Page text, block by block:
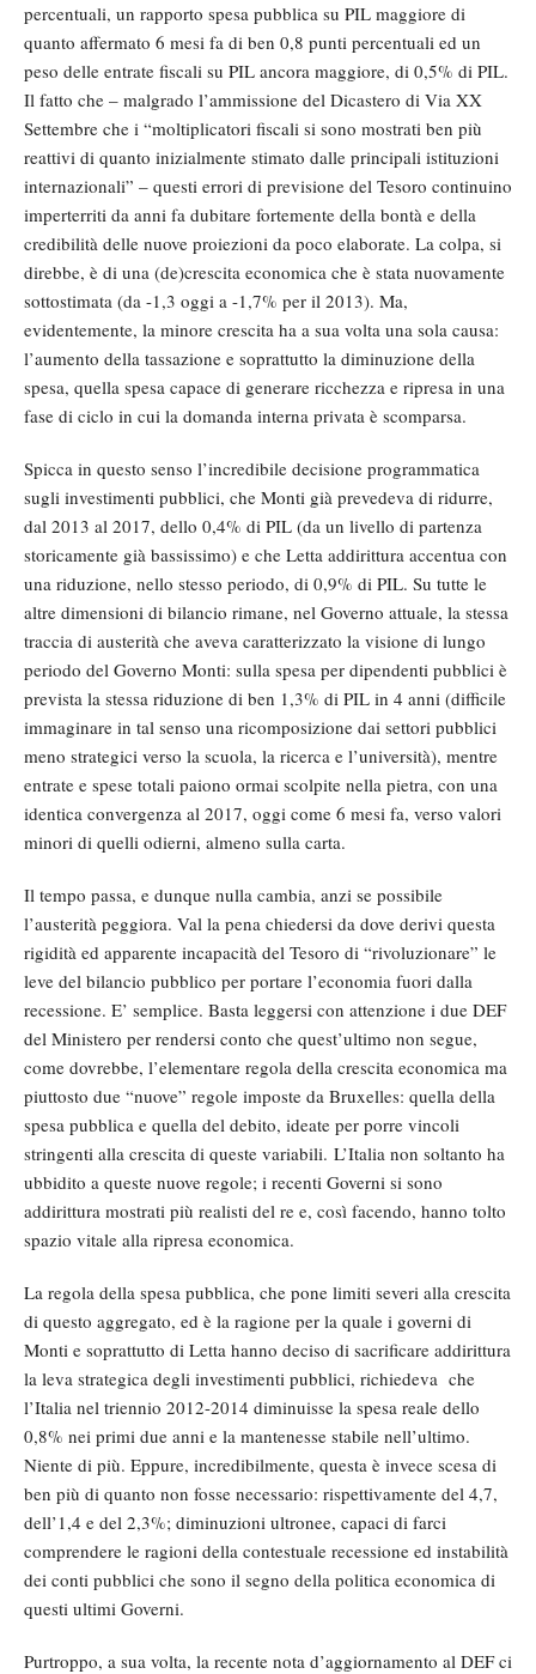
percentuali, un rapporto spesa pubblica su PIL maggiore di
quanto affermato 6 mesi fa di ben 0,8 punti percentuali ed un
peso delle entrate fiscali su PIL ancora maggiore, di 0,5% di PIL.
Il fatto che – malgrado l’ammissione del Dicastero di Via XX
Settembre che i “moltiplicatori fiscali si sono mostrati ben più
reattivi di quanto inizialmente stimato dalle principali istituzioni
internazionali” – questi errori di previsione del Tesoro continuino
imperterriti da anni fa dubitare fortemente della bontà e della
credibilità delle nuove proiezioni da poco elaborate. La colpa, si
direbbe, è di una (de)crescita economica che è stata nuovamente
sottostimata (da -1,3 oggi a -1,7% per il 2013). Ma,
evidentemente, la minore crescita ha a sua volta una sola causa:
l’aumento della tassazione e soprattutto la diminuzione della
spesa, quella spesa capace di generare ricchezza e ripresa in una
fase di ciclo in cui la domanda interna privata è scomparsa.
Spicca in questo senso l’incredibile decisione programmatica
sugli investimenti pubblici, che Monti già prevedeva di ridurre,
dal 2013 al 2017, dello 0,4% di PIL (da un livello di partenza
storicamente già bassissimo) e che Letta addirittura accentua con
una riduzione, nello stesso periodo, di 0,9% di PIL. Su tutte le
altre dimensioni di bilancio rimane, nel Governo attuale, la stessa
traccia di austerità che aveva caratterizzato la visione di lungo
periodo del Governo Monti: sulla spesa per dipendenti pubblici è
prevista la stessa riduzione di ben 1,3% di PIL in 4 anni (difficile
immaginare in tal senso una ricomposizione dai settori pubblici
meno strategici verso la scuola, la ricerca e l’università), mentre
entrate e spese totali paiono ormai scolpite nella pietra, con una
identica convergenza al 2017, oggi come 6 mesi fa, verso valori
minori di quelli odierni, almeno sulla carta.
Il tempo passa, e dunque nulla cambia, anzi se possibile
l’austerità peggiora. Val la pena chiedersi da dove derivi questa
rigidità ed apparente incapacità del Tesoro di “rivoluzionare” le
leve del bilancio pubblico per portare l’economia fuori dalla
recessione. E’ semplice. Basta leggersi con attenzione i due DEF
del Ministero per rendersi conto che quest’ultimo non segue,
come dovrebbe, l’elementare regola della crescita economica ma
piuttosto due “nuove” regole imposte da Bruxelles: quella della
spesa pubblica e quella del debito, ideate per porre vincoli
stringenti alla crescita di queste variabili. L’Italia non soltanto ha
ubbidito a queste nuove regole; i recenti Governi si sono
addirittura mostrati più realisti del re e, così facendo, hanno tolto
spazio vitale alla ripresa economica.
La regola della spesa pubblica, che pone limiti severi alla crescita
di questo aggregato, ed è la ragione per la quale i governi di
Monti e soprattutto di Letta hanno deciso di sacrificare addirittura
la leva strategica degli investimenti pubblici, richiedeva che
l’Italia nel triennio 2012-2014 diminuisse la spesa reale dello
0,8% nei primi due anni e la mantenesse stabile nell’ultimo.
Niente di più. Eppure, incredibilmente, questa è invece scesa di
ben più di quanto non fosse necessario: rispettivamente del 4,7,
dell’1,4 e del 2,3%; diminuzioni ultronee, capaci di farci
comprendere le ragioni della contestuale recessione ed instabilità
dei conti pubblici che sono il segno della politica economica di
questi ultimi Governi.
Purtroppo, a sua volta, la recente nota d’aggiornamento al DEF ci